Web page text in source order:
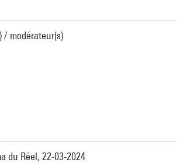
/ modérateur(s)
du Réel, 22-03-2024